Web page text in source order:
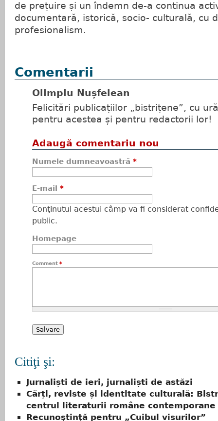
de prețuire și un îndemn de-a continua
documentară, istorică, socio- culturală, cu
profesionalism.
Comentarii
Olimpiu Nușfelean
Felicitări publicațiilor „bistrițene”, cu
pentru acestea și pentru redactorii lor!
Adaugă comentariu nou
Numele dumneavoastră *
E-mail *
Conţinutul acestui câmp va fi considerat
public.
Homepage
Comment *
Citiţi şi:
Jurnaliști de ieri, jurnaliști de astăzi
Cărți, reviste și identitate culturală:
centrul literaturii române contemporane
Recunoştinţă pentru „Cuibul visurilor”